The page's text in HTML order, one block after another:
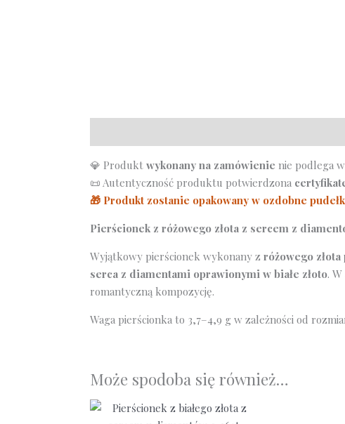
💎 Produkt wykonany na zamówienie nie podlega
📜 Autentyczność produktu potwierdzona
🎁 Produkt zostanie opakowany w ozdobne
Pierścionek z różowego złota z sercem z
Wyjątkowy pierścionek wykonany z różowego złota
serca z diamentami oprawionymi w białe złoto.
romantyczną kompozycję.
Waga pierścionka to 3,7–4,9 g w zależności od
Może spodoba się również…